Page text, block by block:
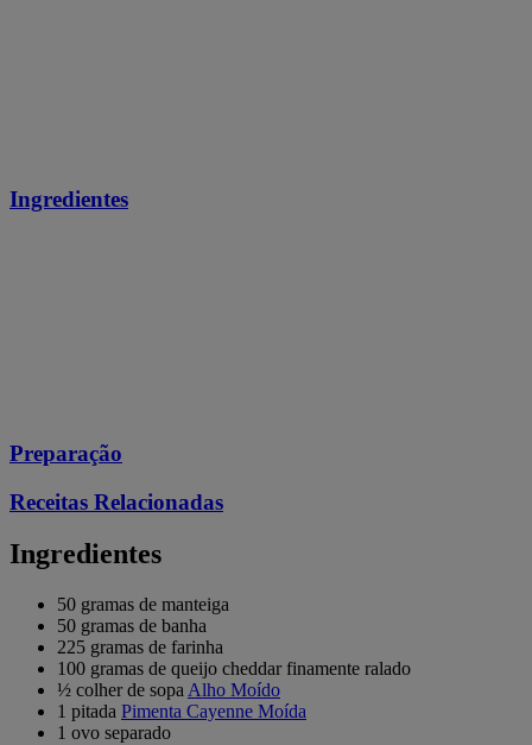
Ingredientes
Preparação
Receitas Relacionadas
Ingredientes
50 gramas de manteiga
50 gramas de banha
225 gramas de farinha
100 gramas de queijo cheddar finamente ralado
½ colher de sopa Alho Moído
1 pitada Pimenta Cayenne Moída
1 ovo separado